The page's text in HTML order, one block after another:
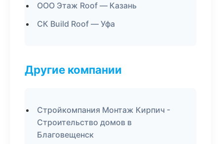
ООО Этаж Roof — Казань
СК Build Roof — Уфа
Другие компании
Стройкомпания Монтаж Кирпич -
Строительство домов в
Благовещенск